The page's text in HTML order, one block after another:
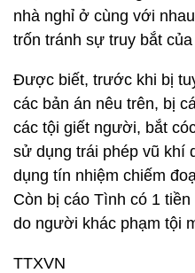
nhà nghỉ ở cùng với
trốn tránh sự truy bắt
Được biết, trước khi bị
các bản án nêu trên, bị
các tội giết người, bắt
sử dụng trái phép vũ khí
dụng tín nhiệm chiếm
Còn bị cáo Tình có 1
do người khác phạm tội
TTXVN